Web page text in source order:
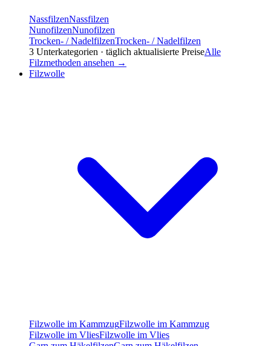
NassfilzenNassfilzen
NunofilzenNunofilzen
Trocken- / NadelfilzenTrocken- / Nadelfilzen
3 Unterkategorien · täglich aktualisierte PreiseAlle
Filzmethoden ansehen →
Filzwolle
Filzwolle im KammzugFilzwolle im Kammzug
Filzwolle im VliesFilzwolle im Vlies